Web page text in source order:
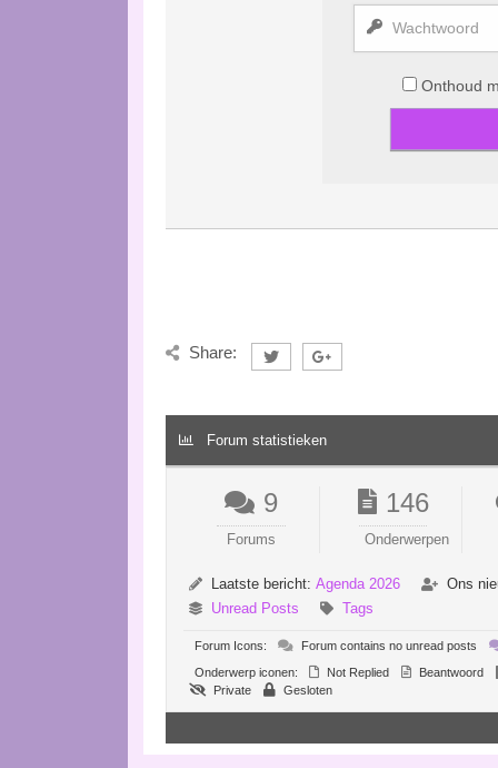
Onthoud
Share:
Forum statistieken
9
Forums
146
Onderwerpen
Laatste bericht: Agenda 2026
Ons
Unread Posts
Tags
Forum Icons:
Forum contains no unread posts
Onderwerp iconen:
Not Replied
Beantwoord
Private
Gesloten